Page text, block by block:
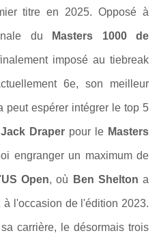
titre en 2025. Opposé à
du Masters 1000 de
imposé au tiebreak
6e, son meilleur
peut espérer intégrer le top 5
Jack Draper pour le Masters
engranger un maximum de
US Open, où Ben Shelton a
l'occasion de l'édition 2023.
carrière, le désormais trois